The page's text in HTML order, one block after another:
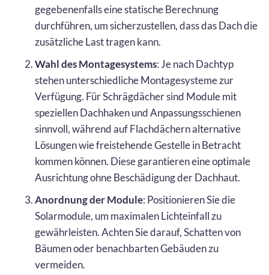
gegebenenfalls eine statische Berechnung
durchführen, um sicherzustellen, dass das Dach die
zusätzliche Last tragen kann.
Wahl des Montagesystems: Je nach Dachtyp
stehen unterschiedliche Montagesysteme zur
Verfügung. Für Schrägdächer sind Module mit
speziellen Dachhaken und Anpassungsschienen
sinnvoll, während auf Flachdächern alternative
Lösungen wie freistehende Gestelle in Betracht
kommen können. Diese garantieren eine optimale
Ausrichtung ohne Beschädigung der Dachhaut.
Anordnung der Module: Positionieren Sie die
Solarmodule, um maximalen Lichteinfall zu
gewährleisten. Achten Sie darauf, Schatten von
Bäumen oder benachbarten Gebäuden zu
vermeiden.